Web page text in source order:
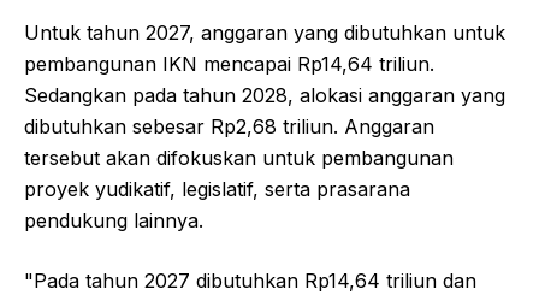
Untuk tahun 2027, anggaran yang dibutuhkan untuk
pembangunan IKN mencapai Rp14,64 triliun.
Sedangkan pada tahun 2028, alokasi anggaran yang
dibutuhkan sebesar Rp2,68 triliun. Anggaran
tersebut akan difokuskan untuk pembangunan
proyek yudikatif, legislatif, serta prasarana
pendukung lainnya.
"Pada tahun 2027 dibutuhkan Rp14,64 triliun dan